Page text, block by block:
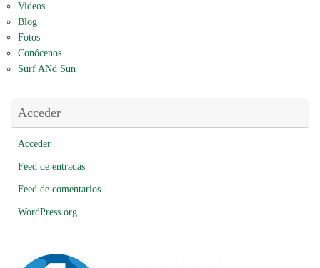
Videos
Blog
Fotos
Conócenos
Surf ANd Sun
Acceder
Acceder
Feed de entradas
Feed de comentarios
WordPress.org